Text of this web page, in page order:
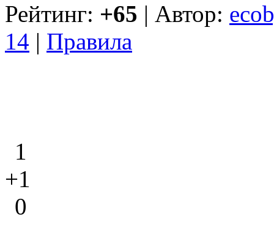
Рейтинг: +65 | Автор:
14 | Правила
1
+1
0